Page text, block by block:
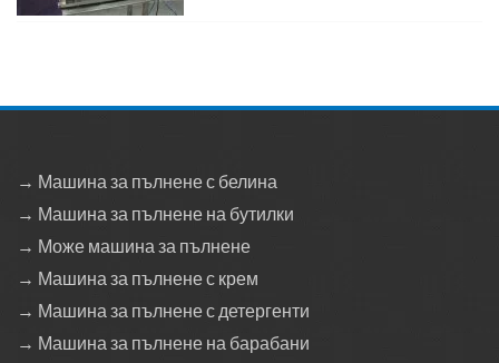
→ Машина за пълнене с белина
→ Машина за пълнене на бутилки
→ Може машина за пълнене
→ Машина за пълнене с крем
→ Машина за пълнене с детергенти
→ Машина за пълнене на барабани